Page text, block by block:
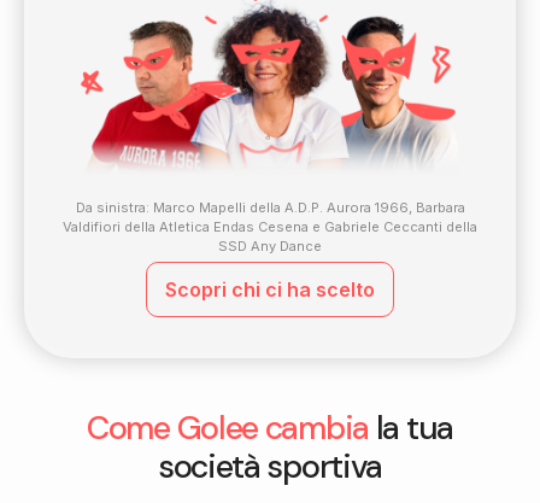
Da sinistra: Marco Mapelli della A.D.P. Aurora 1966, Barbara
Valdifiori della Atletica Endas Cesena e Gabriele Ceccanti della
SSD Any Dance
Scopri chi ci ha scelto
Come Golee cambia la tua
società sportiva